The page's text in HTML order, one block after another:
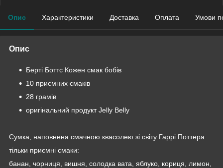
Опис Характеристики Доставка Оплата Умови
Опис
Берті Боттс Кожен смак бобів
10 приємних смаків
28 грамів
оригінальний продукт Jelly Belly
Сумка, наповнена смачною квасолею зі світу Гаррі Поттера
тільки приємні смаки:
банан, чорниця, вишня, солодка вата, яблуко, кориця, лимон,